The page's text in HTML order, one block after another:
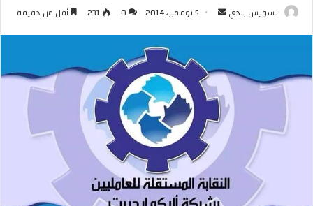
السويس بلدي
أرسل 5 نوفمبر، 2014 0
231 أقل من دقيقة